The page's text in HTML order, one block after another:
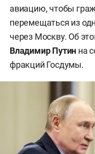
авиацию, чтобы
перемещаться из
через Москву. Об
Владимир Путин на
фракций Госдумы.